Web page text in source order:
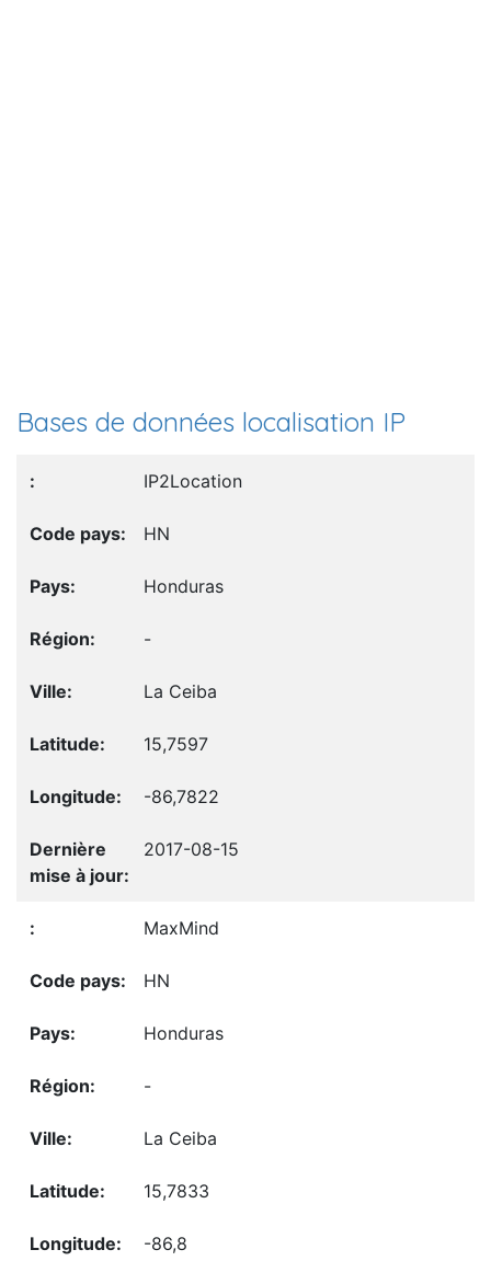
Bases de données localisation IP
IP2Location
HN
Honduras
-
La Ceiba
15,7597
-86,7822
2017-08-15
MaxMind
HN
Honduras
-
La Ceiba
15,7833
-86,8